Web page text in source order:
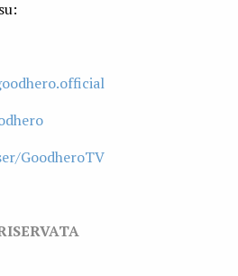
GoodheroTV